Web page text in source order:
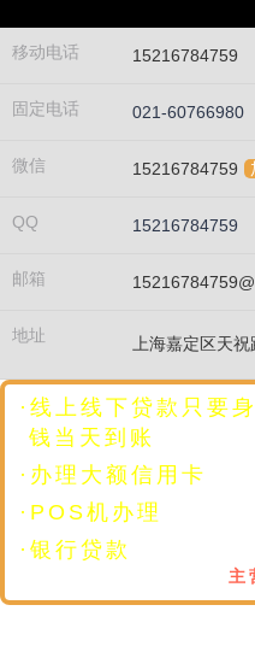
移动电话 15216784759
固定电话 021-60766980
微信 15216784759
QQ 15216784759
邮箱
地址 上海嘉定区天
·线上线下贷款只要
钱当天到账
·办理大额信用卡
·POS机办理
·银行贷款
主